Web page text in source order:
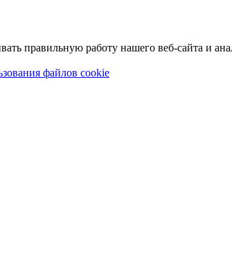
правильную работу нашего веб-сайта и
файлов cookie